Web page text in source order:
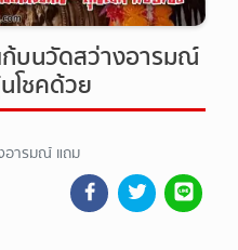
ก้บนวัดสว่างอารมณ์
โชคด้วย
อารมณ์ แถม